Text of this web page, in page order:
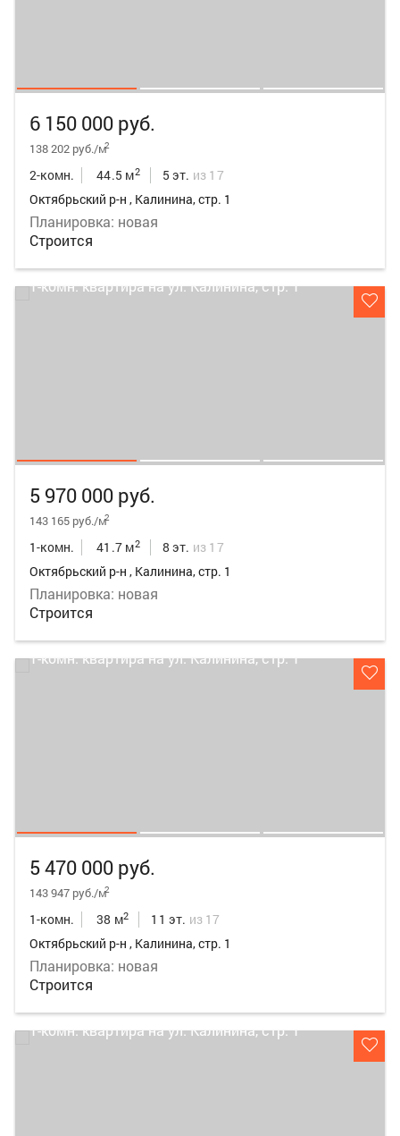
6 150 000 руб.
138 202 руб./м2
2-комн. 44.5 м2 5 эт. из 17
Октябрьский р-н , Калинина, стр. 1
Планировка: новая
Строится
5 970 000 руб.
143 165 руб./м2
1-комн. 41.7 м2 8 эт. из 17
Октябрьский р-н , Калинина, стр. 1
Планировка: новая
Строится
5 470 000 руб.
143 947 руб./м2
1-комн. 38 м2 11 эт. из 17
Октябрьский р-н , Калинина, стр. 1
Планировка: новая
Строится